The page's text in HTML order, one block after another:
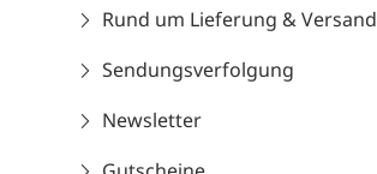
Rund um Lieferung & Versand
Sendungsverfolgung
Newsletter